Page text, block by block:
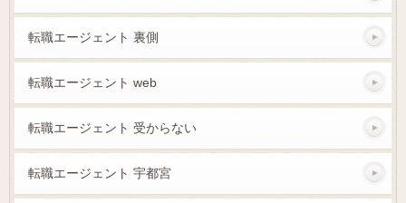
転職エージェント 裏側
転職エージェント web
転職エージェント 受からない
転職エージェント 宇都宮